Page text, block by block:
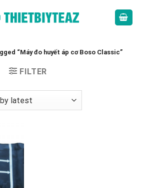
“Máy đo huyết áp cơ Boso Classic”
FILTER